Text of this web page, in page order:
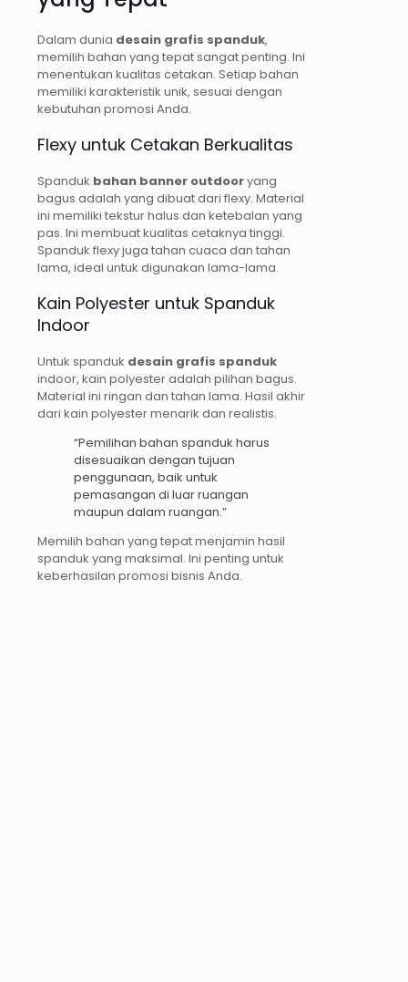
Dalam dunia desain grafis spanduk,
memilih bahan yang tepat sangat penting. Ini
menentukan kualitas cetakan. Setiap bahan
memiliki karakteristik unik, sesuai dengan
kebutuhan promosi Anda.
Flexy untuk Cetakan Berkualitas
Spanduk bahan banner outdooryang
bagus adalah yang dibuat dari flexy. Material
ini memiliki tekstur halus dan ketebalan yang
pas. Ini membuat kualitas cetaknya tinggi.
Spanduk flexy juga tahan cuaca dan tahan
lama, ideal untuk digunakan lama-lama.
Kain Polyester untuk Spanduk
Indoor
Untuk spanduk desain grafis spanduk
indoor, kain polyester adalah pilihan bagus.
Material ini ringan dan tahan lama. Hasil akhir
dari kain polyester menarik dan realistis.
“Pemilihan bahan spanduk harus
disesuaikan dengan tujuan
penggunaan, baik untuk
pemasangan di luar ruangan
maupun dalam ruangan.”
Memilih bahan yang tepat menjamin hasil
spanduk yang maksimal. Ini penting untuk
keberhasilan promosi bisnis Anda.